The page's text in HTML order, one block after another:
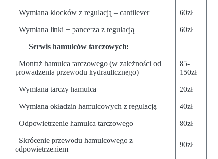
Wymiana klocków z regulacją – cantilever 60zł
Wymiana linki + pancerza z regulacją 60zł
Serwis hamulców tarczowych:
Montaż hamulca tarczowego (w zależności od
prowadzenia przewodu hydraulicznego)
85-
150zł
Wymiana tarczy hamulca 20zł
Wymiana okładzin hamulcowych z regulacją 40zł
Odpowietrzenie hamulca tarczowego 80zł
Skrócenie przewodu hamulcowego z
odpowietrzeniem
90zł